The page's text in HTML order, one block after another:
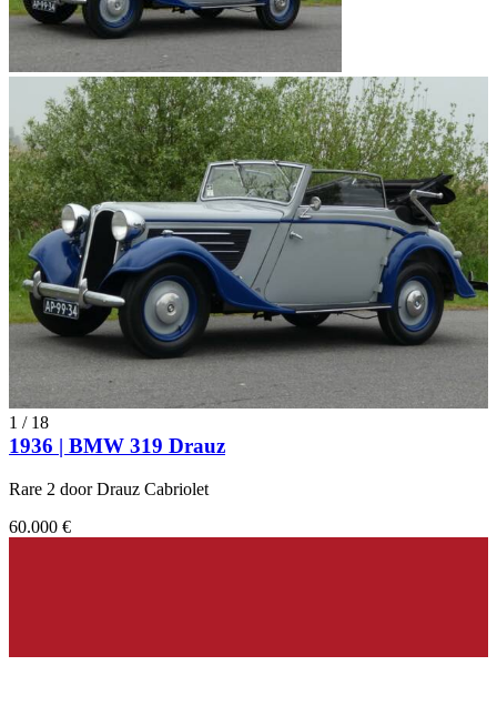
1 / 18
1936 | BMW 319 Drauz
Rare 2 door Drauz Cabriolet
60.000 €